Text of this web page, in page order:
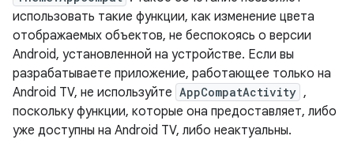
использовать такие функции, как изменение цвета
отображаемых объектов, не беспокоясь о версии
Android, установленной на устройстве. Если вы
разрабатываете приложение, работающее только на
Android TV, не используйте AppCompatActivity ,
поскольку функции, которые она предоставляет, либо
уже доступны на Android TV, либо неактуальны.